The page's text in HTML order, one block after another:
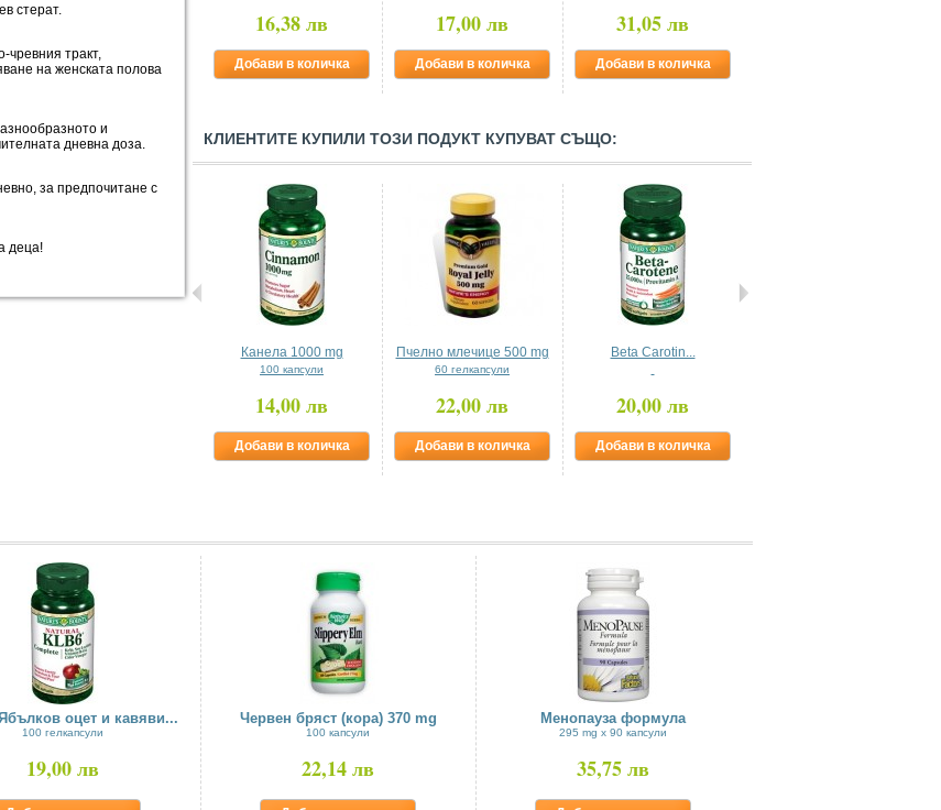
стерат.
тракт,
на женската полова
и
дневна доза.
за предпочитане с
деца!
16,38 лв
Добави в количка
17,00 лв
Добави в количка
31,05 лв
Добави в количка
КЛИЕНТИТЕ КУПИЛИ ТОЗИ ПОДУКТ КУПУВАТ СЪЩО:
Канела 1000 mg
100 капсули
14,00 лв
Добави в количка
Пчелно млечице 500 mg
60 гелкапсули
22,00 лв
Добави в количка
Beta Carotin...
20,00 лв
Добави в количка
оцет и кавяви...
100 гелкапсули
19,00 лв
Червен бряст (кора) 370 mg
100 капсули
22,14 лв
Менопауза формула
295 mg x 90 капсули
35,75 лв